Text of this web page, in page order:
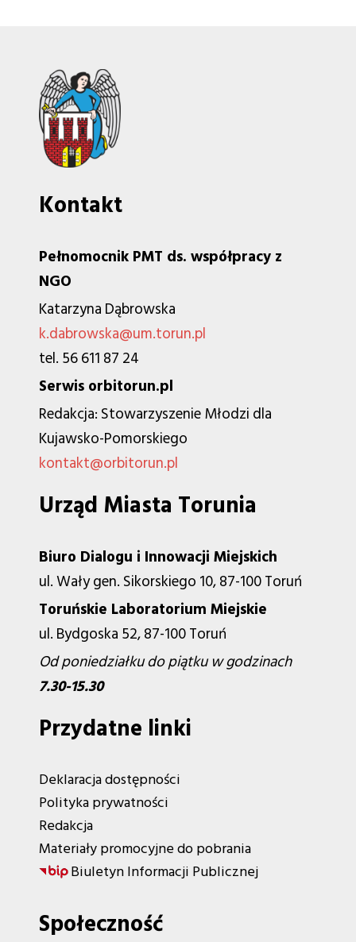
Kontakt
Pełnomocnik PMT ds. współpracy z
NGO
Katarzyna Dąbrowska
k.dabrowska@um.torun.pl
tel. 56 611 87 24
Serwis orbitorun.pl
Redakcja: Stowarzyszenie Młodzi dla
Kujawsko-Pomorskiego
kontakt@orbitorun.pl
Urząd Miasta Torunia
Biuro Dialogu i Innowacji Miejskich
ul. Wały gen. Sikorskiego 10, 87-100 Toruń
Toruńskie Laboratorium Miejskie
ul. Bydgoska 52, 87-100 Toruń
Od poniedziałku do piątku w godzinach
7.30-15.30
Przydatne linki
Deklaracja dostępności
Polityka prywatności
Redakcja
Materiały promocyjne do pobrania
Biuletyn Informacji Publicznej
Społeczność